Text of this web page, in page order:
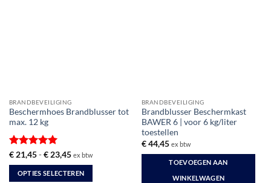
BRANDBEVEILIGING
Beschermhoes Brandblusser tot
max. 12 kg
Gewaardeerd
5uit 5
€21,45 - €23,45Prijsklasse:
tot
€ 23,45
ex btw
OPTIES SELECTEREN
BRANDBEVEILIGING
Brandblusser Beschermkast
BAWER 6 | voor 6 kg/liter
toestellen
€44,45 ex btw
TOEVOEGEN AAN
WINKELWAGEN